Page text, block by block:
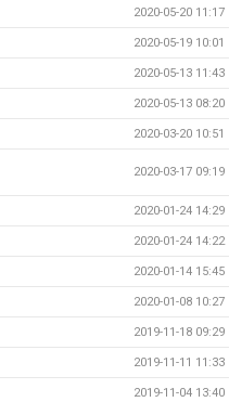
2020-05-20 11:17
2020-05-19 10:01
2020-05-13 11:43
2020-05-13 08:20
2020-03-20 10:51
2020-03-17 09:19
2020-01-24 14:29
2020-01-24 14:22
2020-01-14 15:45
2020-01-08 10:27
2019-11-18 09:29
2019-11-11 11:33
2019-11-04 13:40